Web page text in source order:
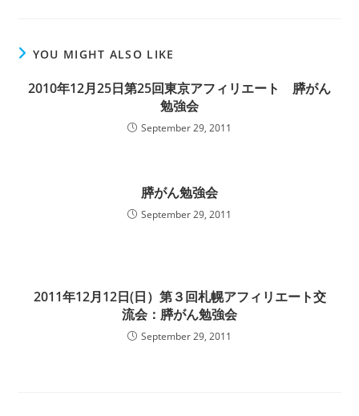
YOU MIGHT ALSO LIKE
2010年12月25日第25回東京アフィリエート 膵がん
勉強会
September 29, 2011
膵がん勉強会
September 29, 2011
2011年12月12日(日）第３回札幌アフィリエート交
流会：膵がん勉強会
September 29, 2011